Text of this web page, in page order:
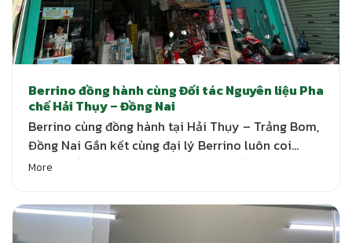
Berrino đồng hành cùng Đối tác Nguyên liệu Pha
chế Hải Thụy – Đồng Nai
Berrino cùng đồng hành tại Hải Thụy – Trảng Bom,
Đồng Nai Gắn kết cùng đại lý Berrino luôn coi
trọng mối quan hệ hợp tác với các đối tác phân
519 Tây Lạc, An Chu, Bắc Sơn, Trảng Bom, Đồng Nai,
Berrino triển…
More